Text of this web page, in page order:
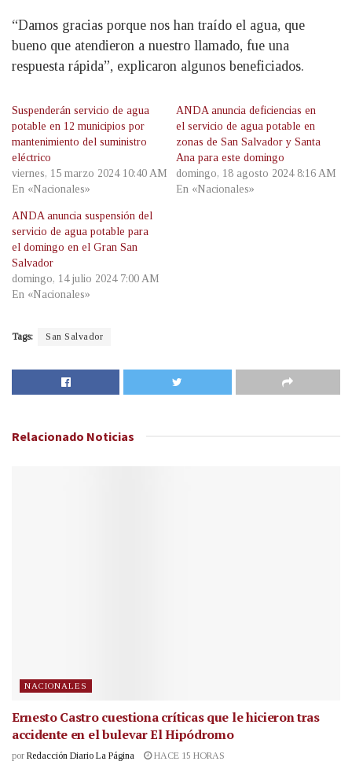
“Damos gracias porque nos han traído el agua, que
bueno que atendieron a nuestro llamado, fue una
respuesta rápida”, explicaron algunos beneficiados.
Suspenderán servicio de agua
potable en 12 municipios por
mantenimiento del suministro
eléctrico
viernes, 15 marzo 2024 10:40 AM
En «Nacionales»
ANDA anuncia deficiencias en
el servicio de agua potable en
zonas de San Salvador y Santa
Ana para este domingo
domingo, 18 agosto 2024 8:16 AM
En «Nacionales»
ANDA anuncia suspensión del
servicio de agua potable para
el domingo en el Gran San
Salvador
domingo, 14 julio 2024 7:00 AM
En «Nacionales»
Tags: San Salvador
Relacionado Noticias
NACIONALES
Ernesto Castro cuestiona críticas que le hicieron tras
accidente en el bulevar El Hipódromo
por Redacción Diario La Página HACE 15 HORAS